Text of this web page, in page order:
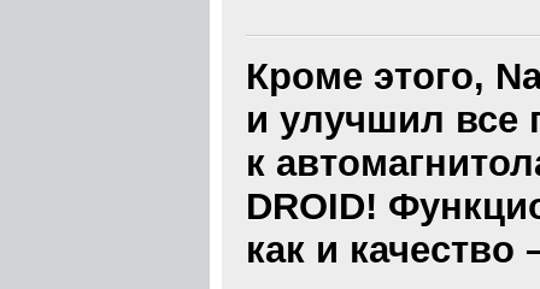
Кроме этого,
и улучшил все
к
DROID!
как и качество